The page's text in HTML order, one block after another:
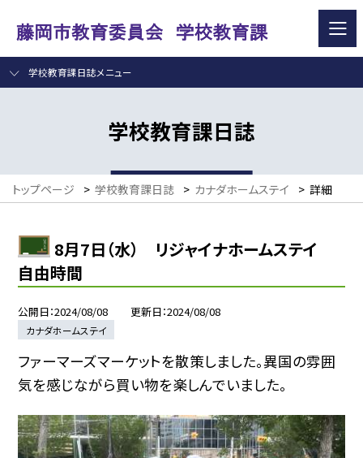
学校教育課日誌メニュー
学校教育課日誌
トップページ > 学校教育課日誌 > カナダホームステイ > 詳細
8月7日（水） リジャイナホームステイ
自由時間
公開日 2024/08/08 更新日 2024/08/08
カナダホームステイ
ファーマーズマーケットを散策しました。異国の雰囲
気を感じながら買い物を楽しんでいました。